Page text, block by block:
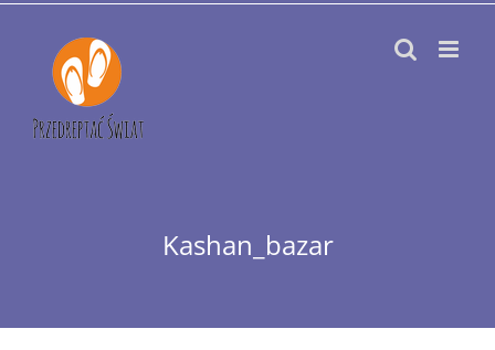
Przejdź
zawartości
Kashan_bazar